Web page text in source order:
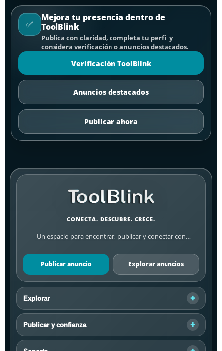
✅
Mejora tu presencia dentro de
ToolBlink
Publica con claridad, completa tu perfil y
considera verificación o anuncios destacados.
Verificación ToolBlink
Anuncios destacados
Publicar ahora
CONECTA. DESCUBRE. CRECE.
Un espacio para encontrar, publicar y conectar con
Publicar anuncio Explorar anuncios
Explorar
Publicar y confianza